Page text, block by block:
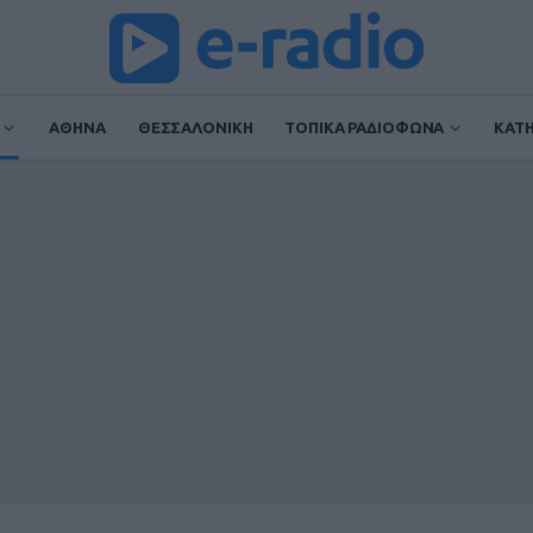
ΑΘΗΝΑ ΘΕΣΣΑΛΟΝΙΚΗ ΤΟΠΙΚΑ ΡΑΔΙΟΦΩΝΑ